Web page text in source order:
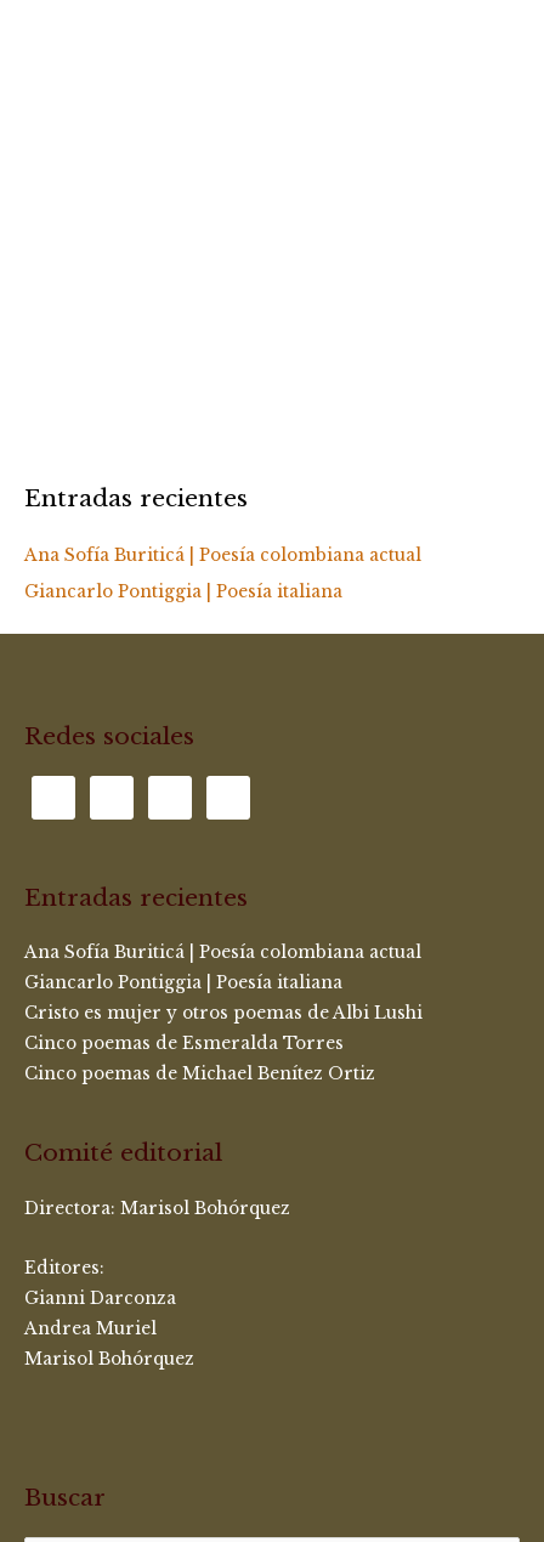
Entradas recientes
Ana Sofía Buriticá | Poesía colombiana actual
Giancarlo Pontiggia | Poesía italiana
Redes sociales
Entradas recientes
Ana Sofía Buriticá | Poesía colombiana actual
Giancarlo Pontiggia | Poesía italiana
Cristo es mujer y otros poemas de Albi Lushi
Cinco poemas de Esmeralda Torres
Cinco poemas de Michael Benítez Ortiz
Comité editorial
Directora: Marisol Bohórquez
Editores:
Gianni Darconza
Andrea Muriel
Marisol Bohórquez
Buscar